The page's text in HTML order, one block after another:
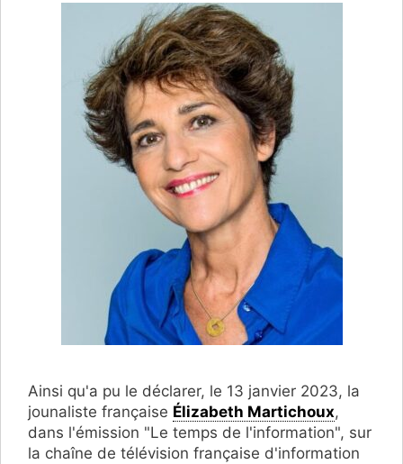
Ainsi qu'a pu le déclarer, le 13 janvier 2023, la
jounaliste française Élizabeth Martichoux,
dans l'émission "Le temps de l'information", sur
la chaîne de télévision française d'information